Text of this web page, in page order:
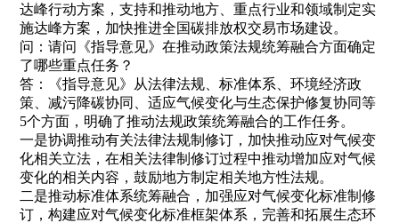
达峰行动方案，支持和推动地方、重点行业和领域制定实
施达峰方案，加快推进全国碳排放权交易市场建设。
问：请问《指导意见》在推动政策法规统筹融合方面确定
了哪些重点任务？
答：《指导意见》从法律法规、标准体系、环境经济政
策、减污降碳协同、适应气候变化与生态保护修复协同等
5个方面，明确了推动法规政策统筹融合的工作任务。
一是协调推动有关法律法规制修订，加快推动应对气候变
化相关立法，在相关法律制修订过程中推动增加应对气候
变化的相关内容，鼓励地方制定相关地方性法规。
二是推动标准体系统筹融合，加强应对气候变化标准制修
订，构建应对气候变化标准框架体系，完善和拓展生态环